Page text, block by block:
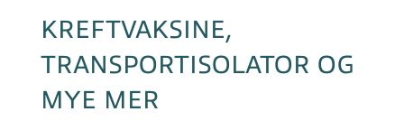
KREFTVAKSINE,
TRANSPORTISOLATOR OG
MYE MER